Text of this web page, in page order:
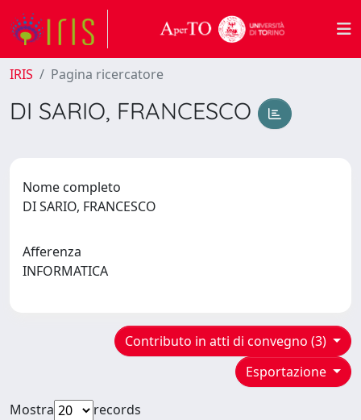
IRIS Pagina ricercatore
DI SARIO, FRANCESCO
Nome completo
DI SARIO, FRANCESCO
Afferenza
INFORMATICA
Contributo in atti di convegno (3)
Esportazione
Mostra
records